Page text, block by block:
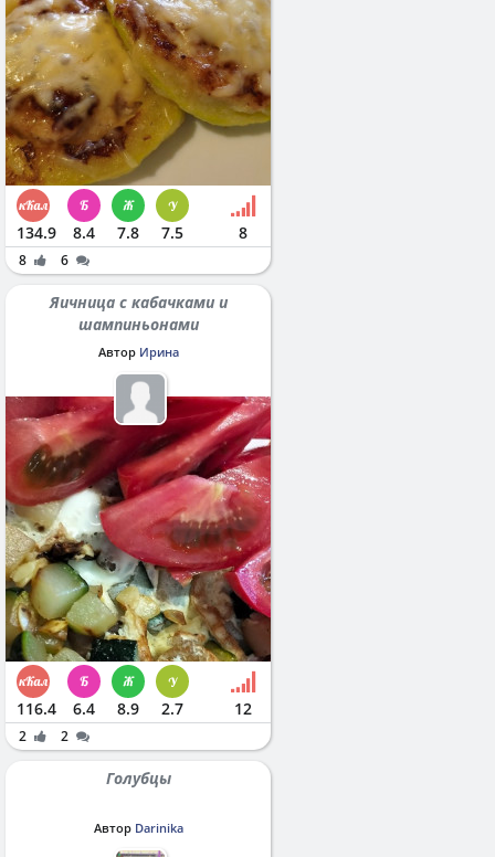
134.9 8.4 7.8 7.5 8
8 6
Яичница с кабачками и
шампиньонами
Автор Ирина
116.4 6.4 8.9 2.7 12
2 2
Голубцы
Автор Darinika